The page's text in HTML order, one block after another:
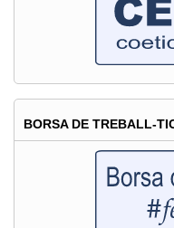
BORSA DE TREBALL-